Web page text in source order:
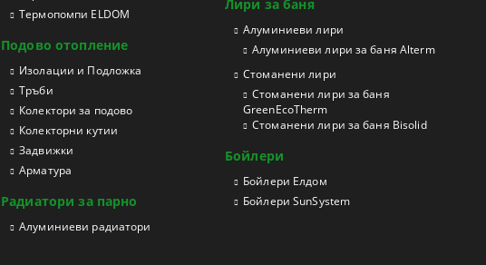
Термопомпи ELDOM
Подово отопление
Изолации и Подложка
Тръби
Колектори за подово
Колекторни кутии
Задвижки
Арматура
Радиатори за парно
Aлуминиеви радиатори
Лири за баня
Aлуминиеви лири
Алуминиеви лири за баня Alterm
Стоманени лири
Стоманени лири за баня
GreenEcoTherm
Стоманени лири за баня Bisolid
Бойлери
Бойлери Елдом
Бойлери SunSystem